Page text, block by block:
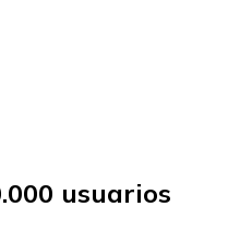
usuarios